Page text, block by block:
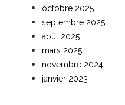
octobre 2025
septembre 2025
août 2025
mars 2025
novembre 2024
janvier 2023